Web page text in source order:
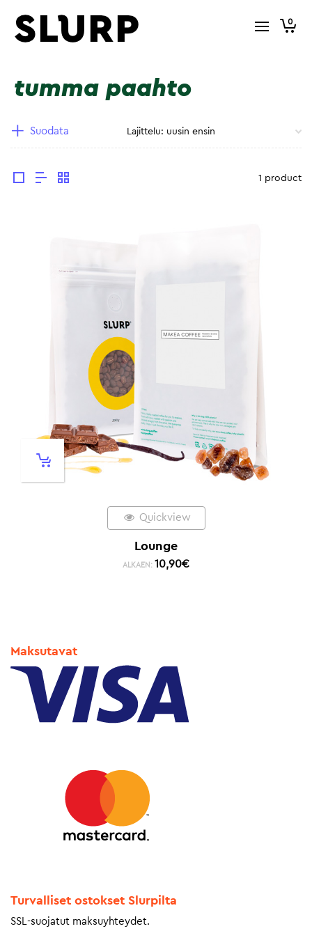
0
tumma paahto
Suodata
1 product
Quickview
Lounge
ALKAEN: 10,90€
Maksutavat
Turvalliset ostokset Slurpilta
SSL-suojatut maksuyhteydet.